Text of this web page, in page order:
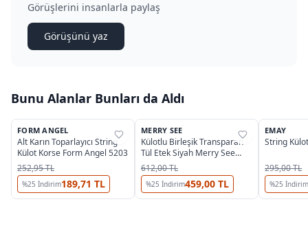
Görüşlerini insanlarla paylaş
Görüşünü yaz
Bunu Alanlar Bunları da Aldı
%39
FORM ANGEL
Alt Karın Toparlayıcı String
Külot Korse Form Angel 5203
252,95 TL
%25 İndirim189,71 TL
%35
MERRY SEE
Külotlu Birleşik Transparan
Tül Etek Siyah Merry See
MS7118 Siyah
612,00 TL
%25 İndirim459,00 TL
%32
EMAY
String
295,00 TL
%25 İndirim